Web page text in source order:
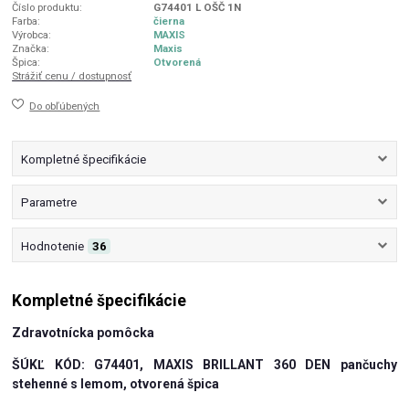
Číslo produktu:
G74401 L OŠČ 1N
Farba:
čierna
Výrobca:
MAXIS
Značka:
Maxis
Špica:
Otvorená
Strážiť cenu / dostupnosť
Do obľúbených
Kompletné špecifikácie
Parametre
Hodnotenie 36
Kompletné špecifikácie
Zdravotnícka pomôcka
ŠÚKĽ KÓD: G74401, MAXIS BRILLANT 360 DEN pančuchy
stehenné s lemom, otvorená špica